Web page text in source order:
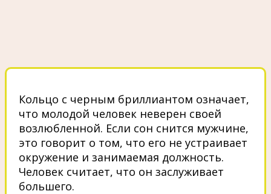
Кольцо с черным бриллиантом означает,
что молодой человек неверен своей
возлюбленной. Если сон снится мужчине,
это говорит о том, что его не устраивает
окружение и занимаемая должность.
Человек считает, что он заслуживает
большего.